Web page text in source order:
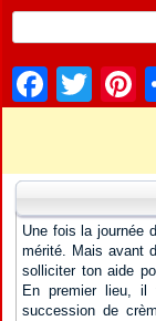
Une fois la journée
mérité. Mais avant
solliciter ton aide
En premier lieu,
succession de